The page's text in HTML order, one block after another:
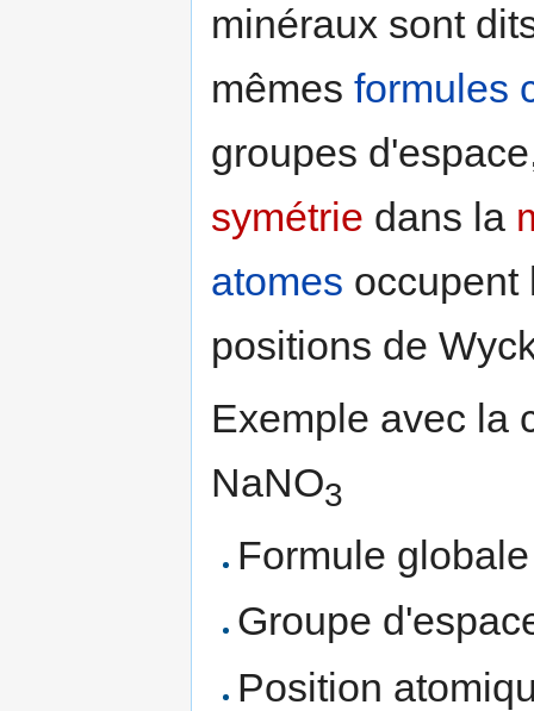
minéraux sont
mêmes formules
groupes
symétrie dans la
atomes occupent
positions de
Exemple avec la
NaNO3
Formule
Groupe
Position